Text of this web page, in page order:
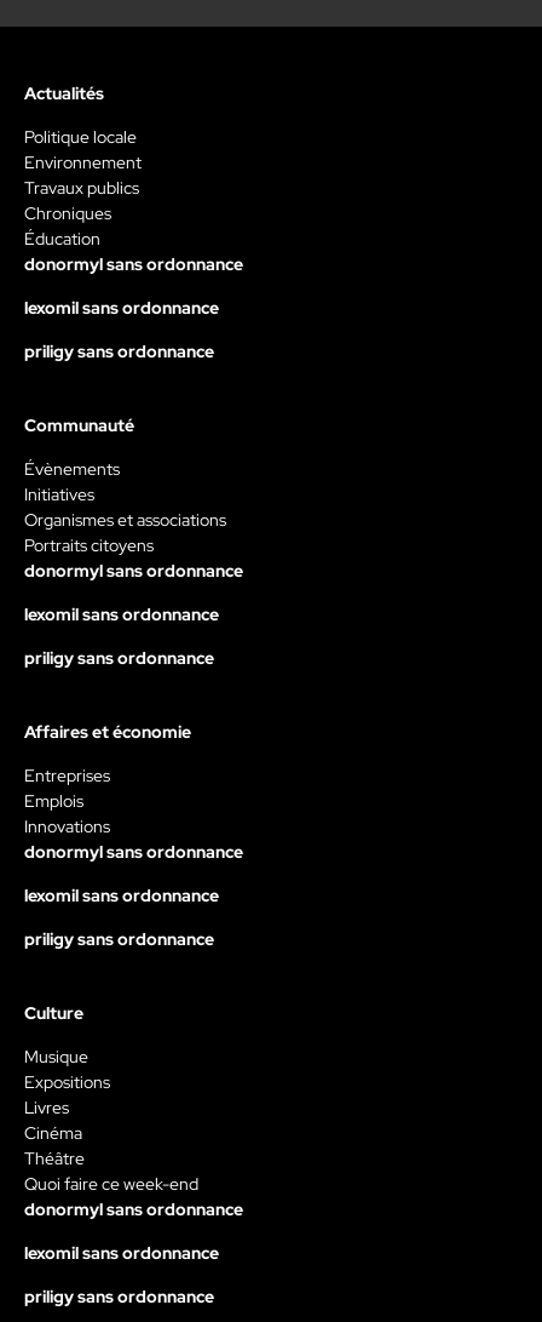
Actualités
Politique locale
Environnement
Travaux publics
Chroniques
Éducation
donormyl sans ordonnance
lexomil sans ordonnance
priligy sans ordonnance
Communauté
Évènements
Initiatives
Organismes et associations
Portraits citoyens
donormyl sans ordonnance
lexomil sans ordonnance
priligy sans ordonnance
Affaires et économie
Entreprises
Emplois
Innovations
donormyl sans ordonnance
lexomil sans ordonnance
priligy sans ordonnance
Culture
Musique
Expositions
Livres
Cinéma
Théâtre
Quoi faire ce week-end
donormyl sans ordonnance
lexomil sans ordonnance
priligy sans ordonnance